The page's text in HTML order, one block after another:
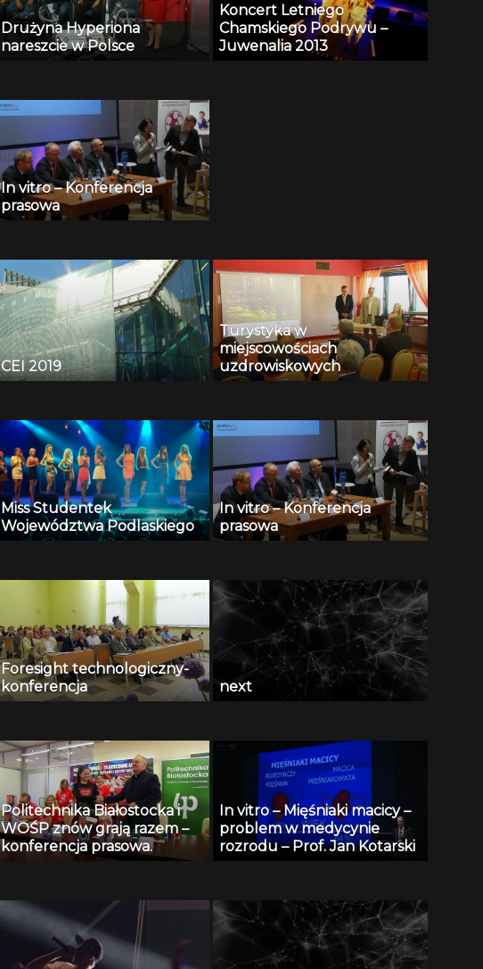
Drużyna Hyperiona
nareszcie w Polsce
Koncert Letniego
Chamskiego Podrywu –
Juwenalia 2013
In vitro – Konferencja
prasowa
CEI 2019
Turystyka w
miejscowościach
uzdrowiskowych
Miss Studentek
Województwa Podlaskiego
In vitro – Konferencja
prasowa
Foresight technologiczny-
konferencja
next
Politechnika Białostocka i
WOŚP znów grają razem –
konferencja prasowa.
In vitro – Mięśniaki macicy –
problem w medycynie
rozrodu – Prof. Jan Kotarski